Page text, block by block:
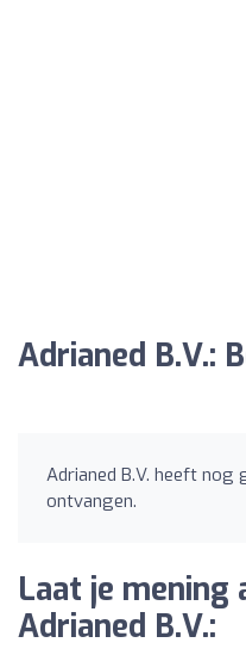
Adrianed B.V.:
Adrianed B.V. heeft nog
ontvangen.
Laat je mening
Adrianed B.V.: